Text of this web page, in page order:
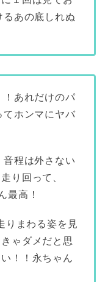
あの底しれぬ
あれだけのパ
ホンマにヤバ
程は外さない
り回って、
最高！
りまわる姿を見
ゃダメだと思
！！永ちゃん